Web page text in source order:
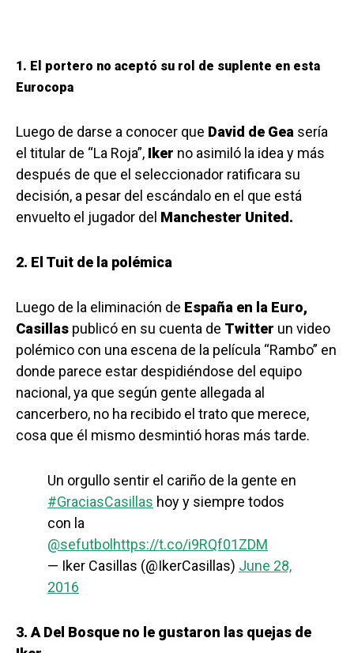
1. El portero no aceptó su rol de suplente en esta
Eurocopa
Luego de darse a conocer que David de Gea sería
el titular de “La Roja”, Iker no asimiló la idea y más
después de que el seleccionador ratificara su
decisión, a pesar del escándalo en el que está
envuelto el jugador del Manchester United.
2. El Tuit de la polémica
Luego de la eliminación de España en la Euro,
Casillas publicó en su cuenta de Twitter un video
polémico con una escena de la película “Rambo” en
donde parece estar despidiéndose del equipo
nacional, ya que según gente allegada al
cancerbero, no ha recibido el trato que merece,
cosa que él mismo desmintió horas más tarde.
Un orgullo sentir el cariño de la gente en
#GraciasCasillas hoy y siempre todos
con la
@sefutbol https://t.co/i9RQf01ZDM
— Iker Casillas (@IkerCasillas) June 28,
2016
3. A Del Bosque no le gustaron las quejas de